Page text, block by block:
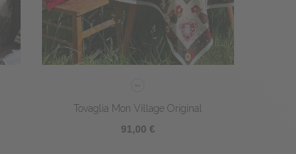
Tovaglia Mon Village Original
91,00 €